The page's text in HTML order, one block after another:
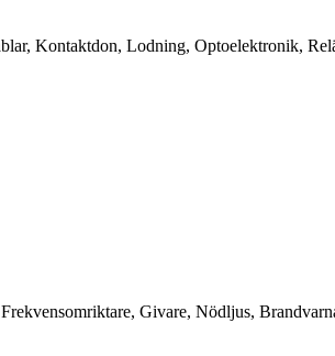
Kontaktdon, Lodning, Optoelektronik,
Givare, Nödljus,